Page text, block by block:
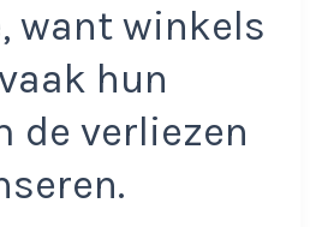
want winkels
hun
de verliezen